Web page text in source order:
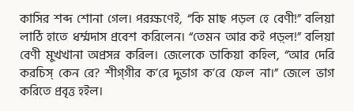
কাসির শব্দ শোনা গেল। পরক্ষণেই, “কি মাছ পড়ল হে বেণী!” বলিয়া
লাঠি হাতে ধর্ম্মদাস প্রবেশ করিলেন। “তেমন আর কই পড়্‌ল!” বলিয়া
বেণী মুখখানা অপ্রসন্ন করিল। জেলেকে ডাকিয়া কহিল, “আর দেরি
করচিস্ কেন রে? শীগ্‌গীর ক’রে দুভাগ ক’রে ফেল না।” জেলে ভাগ
করিতে প্রবৃত্ত হইল।